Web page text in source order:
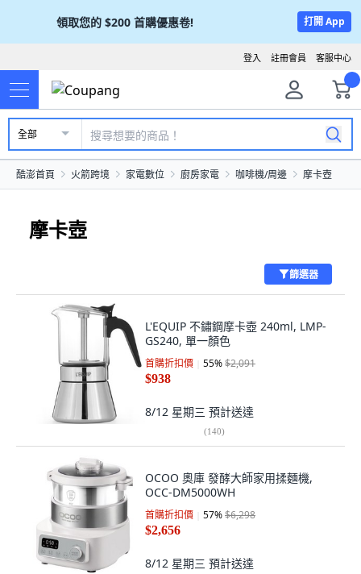
領取您的 $200 首購優惠卷! 打開 App
客服中心
註冊會員
登入
全部
酷澎首頁 火箭跨境 家電數位 廚房家電 咖啡機/周邊 摩卡壺
摩卡壺
篩選器
L'EQUIP 不鏽鋼摩卡壺 240ml, LMP-
GS240, 單一顏色
首購折扣價 55%$2,091
$938
8/12 星期三 預計送達
(140)
OCOO 奧庫 發酵大師家用揉麵機,
OCC-DM5000WH
首購折扣價 57%$6,298
$2,656
8/12 星期三 預計送達